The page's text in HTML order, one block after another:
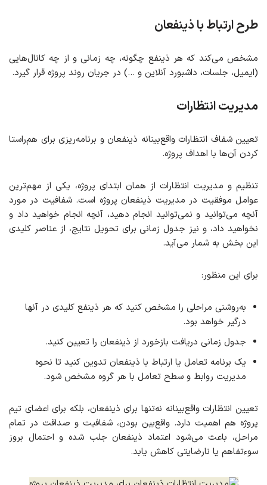
طرح ارتباط با ذینفعان
مشخص می‌کند که هر ذینفع چگونه، چه زمانی و از چه کانال‌هایی
(ایمیل، جلسات، داشبورد آنلاین و …) در جریان روند پروژه قرار گیرد.
مدیریت انتظارات
تعیین شفاف انتظارات واقع‌بینانه ذینفعان و برنامه‌ریزی برای هم‌راستا
کردن آن‌ها با اهداف پروژه.
تنظیم و مدیریت انتظارات از همان ابتدای پروژه، یکی از مهم‌ترین
عوامل موفقیت در مدیریت ذینفعان پروژه است. شفافیت در مورد
آنچه می‌توانید و نمی‌توانید انجام دهید، آنچه انجام خواهید داد و
نخواهید داد، و نیز جدول زمانی برای تحویل نتایج، از عناصر کلیدی
این بخش به شمار می‌آید.
برای این منظور:
به‌روشنی مراحلی را مشخص کنید که هر ذینفع کلیدی در آنها
درگیر خواهد بود.
جدول زمانی دریافت بازخورد از ذینفعان را تعیین کنید.
یک برنامه تعامل یا ارتباط با ذینفعان تدوین کنید تا نحوه
مدیریت روابط و سطح تعامل با هر گروه مشخص شود.
تعیین انتظارات واقع‌بینانه نه‌تنها برای ذینفعان، بلکه برای اعضای تیم
پروژه هم اهمیت دارد. واقع‌بین بودن، شفافیت و صداقت در تمام
مراحل، باعث می‌شود اعتماد ذینفعان جلب شده و احتمال بروز
سوءتفاهم یا نارضایتی کاهش یابد.